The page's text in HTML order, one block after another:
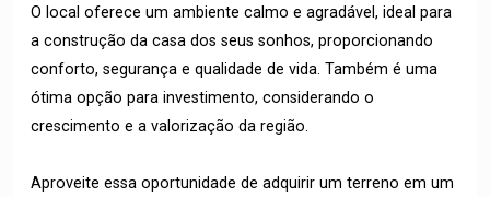
O local oferece um ambiente calmo e agradável, ideal para
a construção da casa dos seus sonhos, proporcionando
conforto, segurança e qualidade de vida. Também é uma
ótima opção para investimento, considerando o
crescimento e a valorização da região.
Aproveite essa oportunidade de adquirir um terreno em um